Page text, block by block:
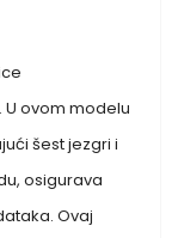
ovom modelu
šest jezgri i
osigurava
Ovaj